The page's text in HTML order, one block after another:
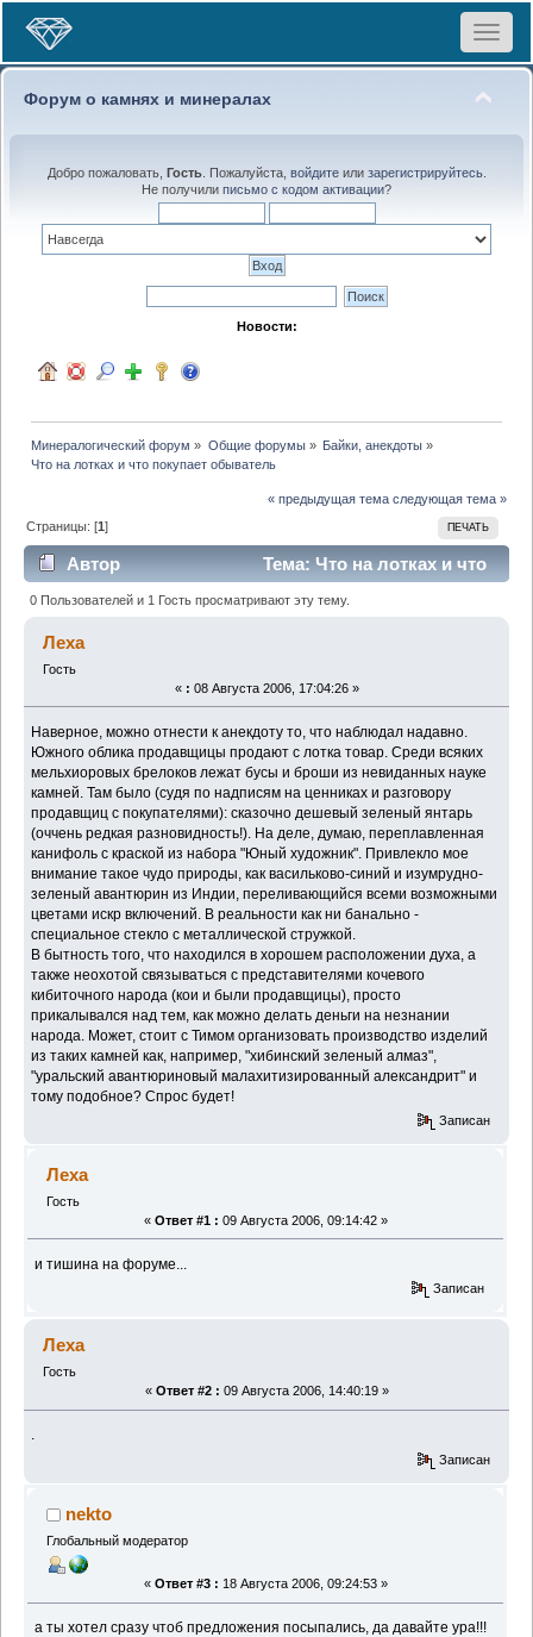
Toggle
Форум о камнях и минералах
Добро пожаловать, Гость. Пожалуйста, войдитеили зарегистрируйтесь.
Не получили письмо с кодом активации?
Новости:
Минералогический форум » Общие форумы» Байки, анекдоты»
Что на лотках и что покупает обыватель
« предыдущая тема следующая тема »
ПЕЧАТЬ
Страницы: [1]
Автор
Тема: Что на лотках и что
покупает обыватель (Прочитано 7469 раз)
0 Пользователей и 1 Гость просматривают эту тему.
Леха
Гость
« : 08 Августа 2006, 17:04:26 »
Наверное, можно отнести к анекдоту то, что наблюдал надавно.
Южного облика продавщицы продают с лотка товар. Среди всяких
мельхиоровых брелоков лежат бусы и броши из невиданных науке
камней. Там было (судя по надписям на ценниках и разговору
продавщиц с покупателями): сказочно дешевый зеленый янтарь
(оччень редкая разновидность!). На деле, думаю, переплавленная
канифоль с краской из набора "Юный художник". Привлекло мое
внимание такое чудо природы, как васильково-синий и изумрудно-
зеленый авантюрин из Индии, переливающийся всеми возможными
цветами искр включений. В реальности как ни банально -
специальное стекло с металлической стружкой.
В бытность того, что находился в хорошем расположении духа, а
также неохотой связываться с представителями кочевого
кибиточного народа (кои и были продавщицы), просто
прикалывался над тем, как можно делать деньги на незнании
народа. Может, стоит с Тимом организовать производство изделий
из таких камней как, например, "хибинский зеленый алмаз",
"уральский авантюриновый малахитизированный александрит" и
тому подобное? Спрос будет!
Записан
Леха
Гость
« Ответ #1 : 09 Августа 2006, 09:14:42 »
и тишина на форуме...
Записан
Леха
Гость
« Ответ #2 : 09 Августа 2006, 14:40:19 »
.
Записан
nekto
Глобальный модератор
« Ответ #3 : 18 Августа 2006, 09:24:53 »
а ты хотел сразу чтоб предложения посыпались, да давайте ура!!!